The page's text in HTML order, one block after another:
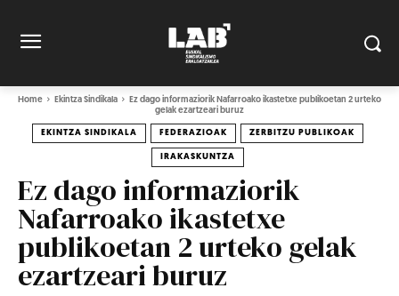
Home Ekintza Sindikala
Ez dago informaziorik Nafarroako ikastetxe publikoetan 2 urteko
gelak ezartzeari buruz
EKINTZA SINDIKALA FEDERAZIOAK ZERBITZU PUBLIKOAK
IRAKASKUNTZA
Ez dago informaziorik
Nafarroako ikastetxe
publikoetan 2 urteko gelak
ezartzeari buruz